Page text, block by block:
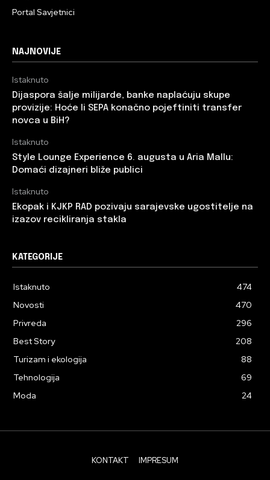
Portal Savjetnici
NAJNOVIJE
Istaknuto
Dijaspora šalje milijarde, banke naplaćuju skupe
provizije: Hoće li SEPA konačno pojeftiniti transfer
novca u BiH?
Istaknuto
Style Lounge Experience 6. augusta u Aria Mallu:
Domaći dizajneri bliže publici
Istaknuto
Ekopak i KJKP RAD pozivaju sarajevske ugostitelje na
izazov recikliranja stakla
KATEGORIJE
Istaknuto
474
Novosti
470
Privreda
296
Best Story
208
Turizam i ekologija
88
Tehnologija
69
Moda
24
KONTAKT IMPRESUM